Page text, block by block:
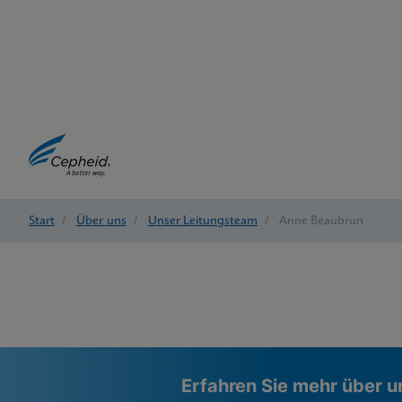
Start / Über uns / Unser Leitungsteam / Anne Beaubrun
Erfahren Sie mehr über